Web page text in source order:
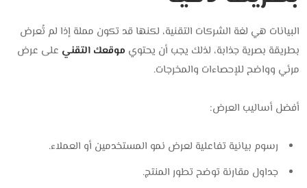
البيانات هي لغة الشركات التقنية، لكنها قد تكون مملة إذا لم تُعرض
بطريقة بصرية جذابة، لذلك يجب أن يحتوي موقعك التقني على عرض
مرئي وواضح للإحصاءات والمخرجات.
أفضل أساليب العرض:
رسوم بيانية تفاعلية لعرض نمو المستخدمين أو العملاء.
جداول مقارنة توضح تطور المنتج.